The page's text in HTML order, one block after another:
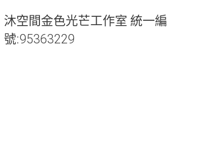
沐空間金色光芒工作室 統一編
號:95363229